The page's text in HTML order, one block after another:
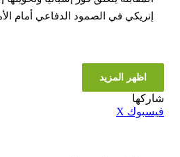
في الصمود الدفاعي أمام الأمواج
المزيد
‫Xبينتيريست
واتساب
تيلقرام
ڤايبر
مشاركة
طباعة